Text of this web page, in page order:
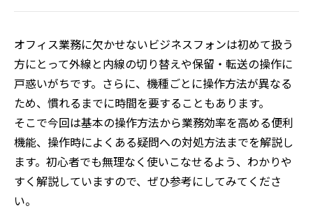
オフィス業務に欠かせないビジネスフォンは初めて扱う
方にとって外線と内線の切り替えや保留・転送の操作に
戸惑いがちです。さらに、機種ごとに操作方法が異なる
ため、慣れるまでに時間を要することもあります。
そこで今回は基本の操作方法から業務効率を高める便利
機能、操作時によくある疑問への対処方法までを解説し
ます。初心者でも無理なく使いこなせるよう、わかりや
すく解説していますので、ぜひ参考にしてみてくださ
い。